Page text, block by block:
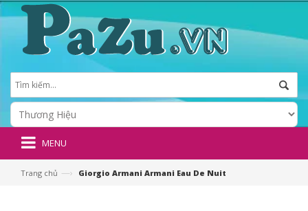
MENU
Trang chủ —› Giorgio Armani Armani Eau De Nuit